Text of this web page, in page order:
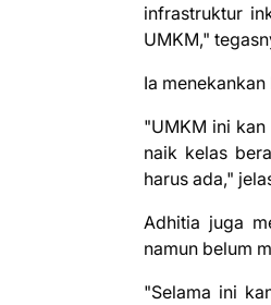
infrastruktur
UMKM,"
Ia
"UMKM ini
naik kelas
harus ada,"
Adhitia juga
namun belum
"Selama ini